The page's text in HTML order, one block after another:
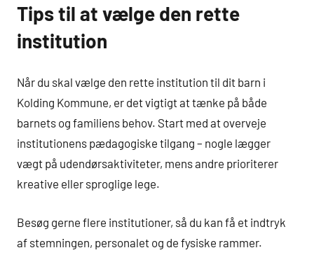
Tips til at vælge den rette
institution
Når du skal vælge den rette institution til dit barn i
Kolding Kommune, er det vigtigt at tænke på både
barnets og familiens behov. Start med at overveje
institutionens pædagogiske tilgang – nogle lægger
vægt på udendørsaktiviteter, mens andre prioriterer
kreative eller sproglige lege.
Besøg gerne flere institutioner, så du kan få et indtryk
af stemningen, personalet og de fysiske rammer.